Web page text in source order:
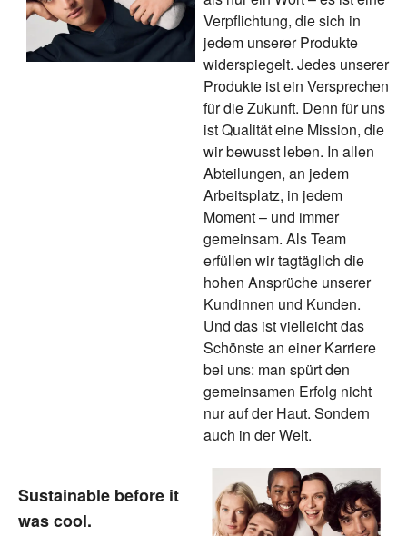
Verpflichtung, die sich in
jedem unserer Produkte
widerspiegelt. Jedes unserer
Produkte ist ein Versprechen
für die Zukunft. Denn für uns
ist Qualität eine Mission, die
wir bewusst leben. In allen
Abteilungen, an jedem
Arbeitsplatz, in jedem
Moment – und immer
gemeinsam. Als Team
erfüllen wir tagtäglich die
hohen Ansprüche unserer
Kundinnen und Kunden.
Und das ist vielleicht das
Schönste an einer Karriere
bei uns: man spürt den
gemeinsamen Erfolg nicht
nur auf der Haut. Sondern
auch in der Welt.
Sustainable before it
was cool.